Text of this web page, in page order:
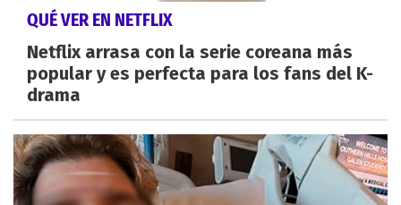
QUÉ VER EN NETFLIX
Netflix arrasa con la serie coreana más
popular y es perfecta para los fans del K-
drama